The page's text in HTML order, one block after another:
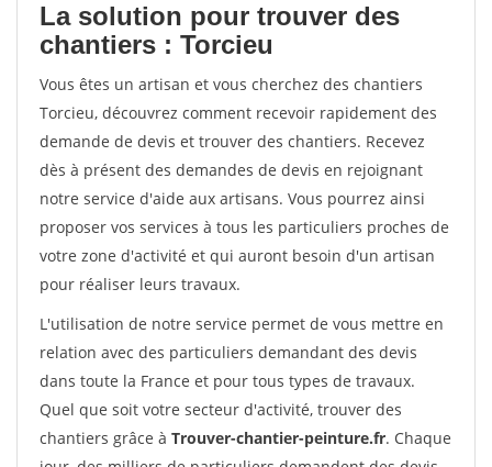
La solution pour trouver des
chantiers : Torcieu
Vous êtes un artisan et vous cherchez des chantiers
Torcieu, découvrez comment recevoir rapidement des
demande de devis et trouver des chantiers. Recevez
dès à présent des demandes de devis en rejoignant
notre service d'aide aux artisans. Vous pourrez ainsi
proposer vos services à tous les particuliers proches de
votre zone d'activité et qui auront besoin d'un artisan
pour réaliser leurs travaux.
L'utilisation de notre service permet de vous mettre en
relation avec des particuliers demandant des devis
dans toute la France et pour tous types de travaux.
Quel que soit votre secteur d'activité, trouver des
chantiers grâce à Trouver-chantier-peinture.fr. Chaque